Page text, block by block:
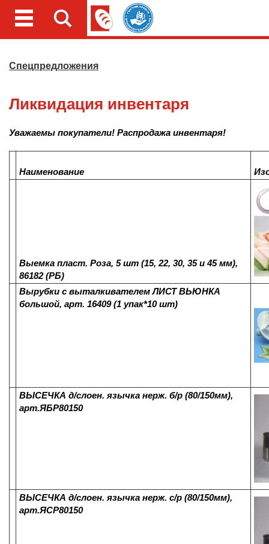
Спецпредложения
Ликвидация инвентаря
Уважаемы покупатели! Распродажа инвентаря!
Наименование
Выемка пласт. Роза, 5 шт (15, 22, 30, 35 и 45 мм),
86182 (РБ)
Вырубки с выталкивателем ЛИСТ ВЬЮНКА
большой, арт. 16409 (1 упак*10 шт)
ВЫСЕЧКА д/слоен. язычка нерж. б/р (80/150мм),
арт.ЯБР80150
ВЫСЕЧКА д/слоен. язычка нерж. с/р (80/150мм),
арт.ЯСР80150